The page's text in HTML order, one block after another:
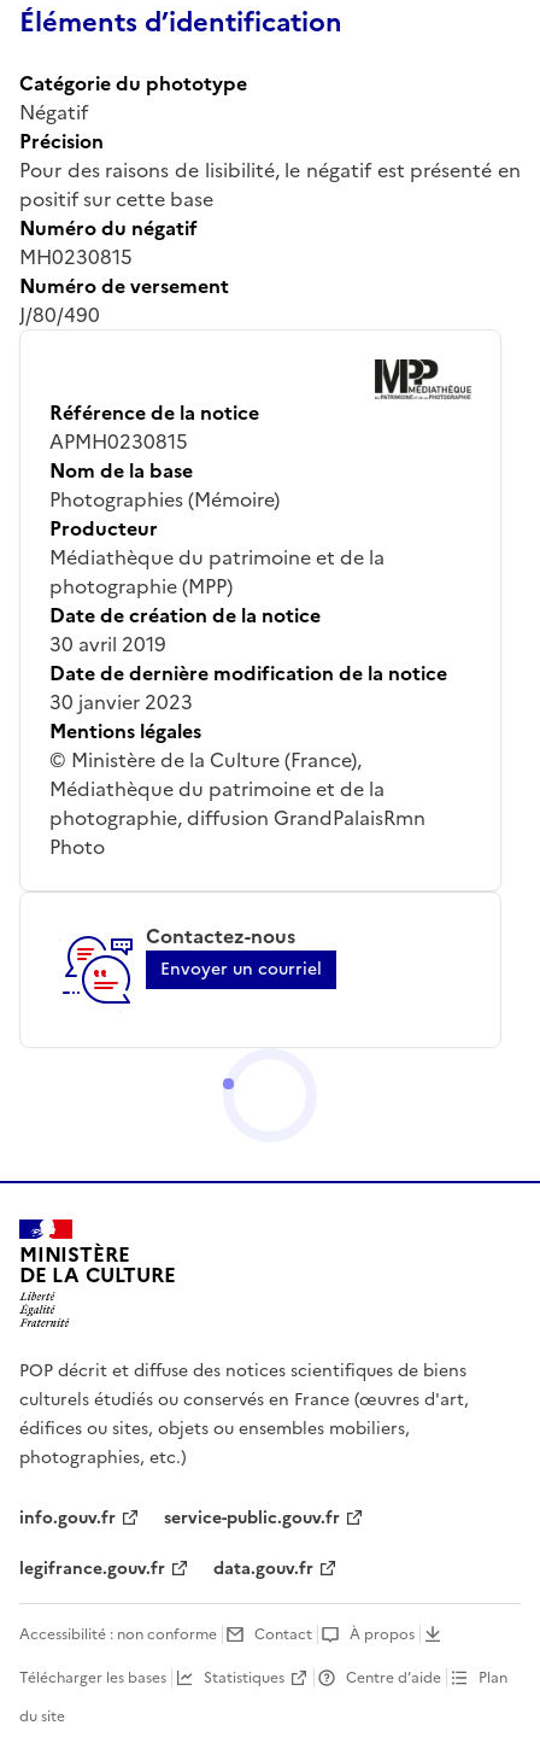
Éléments d’identification
Catégorie du phototype
Négatif
Précision
Pour des raisons de lisibilité, le négatif est présenté en
positif sur cette base
Numéro du négatif
MH0230815
Numéro de versement
J/80/490
Référence de la notice
APMH0230815
Nom de la base
Photographies (Mémoire)
Producteur
Médiathèque du patrimoine et de la
photographie (MPP)
Date de création de la notice
30 avril 2019
Date de dernière modification de la notice
30 janvier 2023
Mentions légales
© Ministère de la Culture (France),
Médiathèque du patrimoine et de la
photographie, diffusion GrandPalaisRmn
Photo
Contactez-nous
Envoyer un courriel
MINISTÈRE
DE LA CULTURE
POP décrit et diffuse des notices scientifiques de biens
culturels étudiés ou conservés en France (œuvres d'art,
édifices ou sites, objets ou ensembles mobiliers,
photographies, etc.)
info.gouv.fr
service-public.gouv.fr
legifrance.gouv.fr
data.gouv.fr
Accessibilité : non conforme Contact
À propos
Télécharger les bases
Statistiques Centre d’aide
Plan
du site